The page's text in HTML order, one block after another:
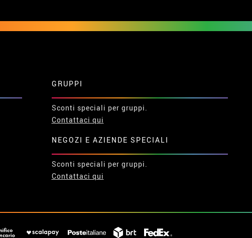
GRUPPI
Sconti speciali per gruppi.
Contattaci qui
NEGOZI E AZIENDE SPECIALI
Sconti speciali per gruppi.
Contattaci qui